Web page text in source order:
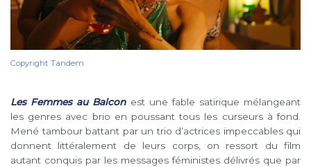
Copyright Tandem
Les Femmes au Balcon est une fable satirique mélangeant
les genres avec brio en poussant tous les curseurs à fond.
Mené tambour battant par un trio d’actrices impeccables qui
donnent littéralement de leurs corps, on ressort du film
autant conquis par les messages féministes délivrés que par